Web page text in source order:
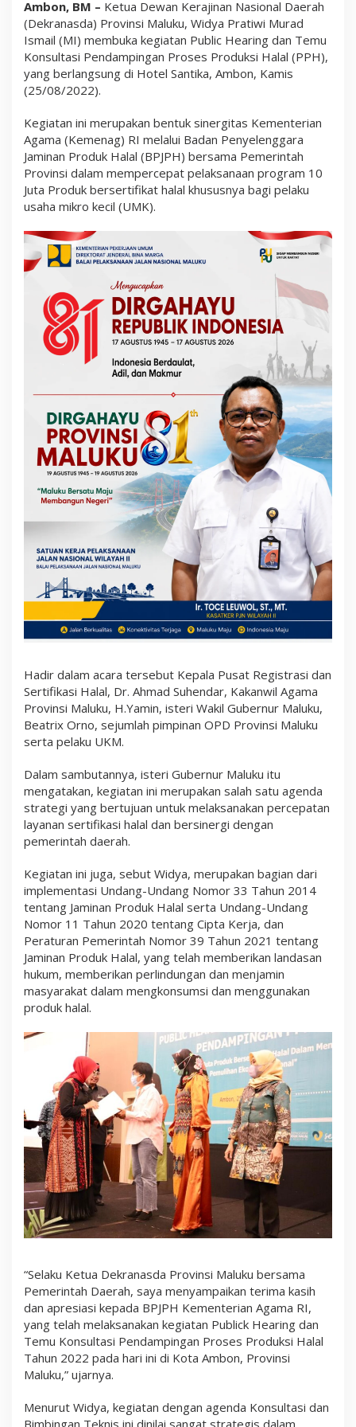
e
a
r
i
n
g
D
T
e
m
u
K
o
n
s
t
a
i
P
e
n
d
m
p
g
a
n
P
P
H
U
s
a
h
a
M
i
k
r
o
K
e
c
l
Ambon, BM – Ketua Dewan Kerajinan Nasional Daerah
(Dekranasda) Provinsi Maluku, Widya Pratiwi Murad
Ismail (MI) membuka kegiatan Public Hearing dan Temu
Konsultasi Pendampingan Proses Produksi Halal (PPH),
yang berlangsung di Hotel Santika, Ambon, Kamis
(25/08/2022).
Kegiatan ini merupakan bentuk sinergitas Kementerian
Agama (Kemenag) RI melalui Badan Penyelenggara
Jaminan Produk Halal (BPJPH) bersama Pemerintah
Provinsi dalam mempercepat pelaksanaan program 10
Juta Produk bersertifikat halal khususnya bagi pelaku
usaha mikro kecil (UMK).
Hadir dalam acara tersebut Kepala Pusat Registrasi dan
Sertifikasi Halal, Dr. Ahmad Suhendar, Kakanwil Agama
Provinsi Maluku, H.Yamin, isteri Wakil Gubernur Maluku,
Beatrix Orno, sejumlah pimpinan OPD Provinsi Maluku
serta pelaku UKM.
Dalam sambutannya, isteri Gubernur Maluku itu
mengatakan, kegiatan ini merupakan salah satu agenda
strategi yang bertujuan untuk melaksanakan percepatan
layanan sertifikasi halal dan bersinergi dengan
pemerintah daerah.
Kegiatan ini juga, sebut Widya, merupakan bagian dari
implementasi Undang-Undang Nomor 33 Tahun 2014
tentang Jaminan Produk Halal serta Undang-Undang
Nomor 11 Tahun 2020 tentang Cipta Kerja, dan
Peraturan Pemerintah Nomor 39 Tahun 2021 tentang
Jaminan Produk Halal, yang telah memberikan landasan
hukum, memberikan perlindungan dan menjamin
masyarakat dalam mengkonsumsi dan menggunakan
produk halal.
“Selaku Ketua Dekranasda Provinsi Maluku bersama
Pemerintah Daerah, saya menyampaikan terima kasih
dan apresiasi kepada BPJPH Kementerian Agama RI,
yang telah melaksanakan kegiatan Publick Hearing dan
Temu Konsultasi Pendampingan Proses Produksi Halal
Tahun 2022 pada hari ini di Kota Ambon, Provinsi
Maluku,” ujarnya.
Menurut Widya, kegiatan dengan agenda Konsultasi dan
Bimbingan Teknis ini dinilai sangat strategis dalam